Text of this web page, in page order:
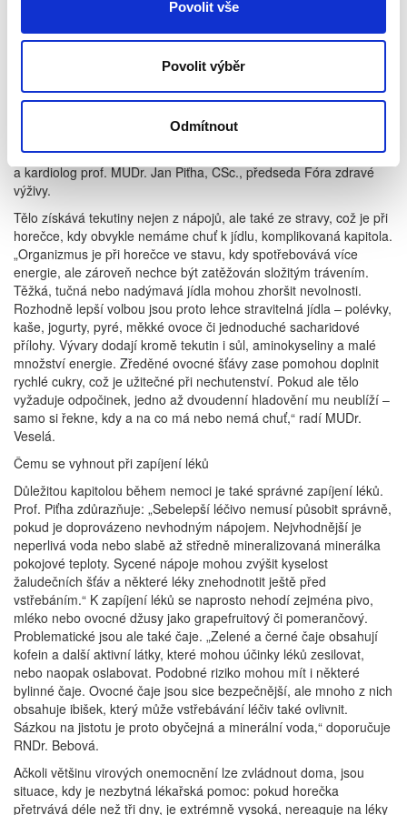
Povolit vše
Povolit výběr
Odmítnout
promění ve tři, případně i více. Přitom žízeň nastupuje se
zpožděním, takže spoléhat se na ni nestačí. Ideální je průběžně
popíjet menší množství tekutin a nedělat velké pauzy. „Přírodní
minerální vody jsou vhodné pro všechny, včetně pacientů
doporučuje pití minerálek omezit. Naopak, pokud obsahují hořčík
nebo draslík, mohou léčbu vhodně doplňovat. Určité močopudné
léky, používané při léčbě srdečního selhání, totiž mohou hladiny
těchto minerálů nebezpečně snižovat,“ doplňuje internista
a kardiolog prof. MUDr. Jan Piťha, CSc., předseda Fóra zdravé
výživy.
Tělo získává tekutiny nejen z nápojů, ale také ze stravy, což je při
horečce, kdy obvykle nemáme chuť k jídlu, komplikovaná kapitola.
„Organizmus je při horečce ve stavu, kdy spotřebovává více
energie, ale zároveň nechce být zatěžován složitým trávením.
Těžká, tučná nebo nadýmavá jídla mohou zhoršit nevolnosti.
Rozhodně lepší volbou jsou proto lehce stravitelná jídla – polévky,
kaše, jogurty, pyré, měkké ovoce či jednoduché sacharidové
přílohy. Vývary dodají kromě tekutin i sůl, aminokyseliny a malé
množství energie. Zředěné ovocné šťávy zase pomohou doplnit
rychlé cukry, což je užitečné při nechutenství. Pokud ale tělo
vyžaduje odpočinek, jedno až dvoudenní hladovění mu neublíží –
samo si řekne, kdy a na co má nebo nemá chuť,“ radí MUDr.
Veselá.
Čemu se vyhnout při zapíjení léků
Důležitou kapitolou během nemoci je také správné zapíjení léků.
Prof. Piťha zdůrazňuje: „Sebelepší léčivo nemusí působit správně,
pokud je doprovázeno nevhodným nápojem. Nejvhodnější je
neperlivá voda nebo slabě až středně mineralizovaná minerálka
pokojové teploty. Sycené nápoje mohou zvýšit kyselost
žaludečních šťáv a některé léky znehodnotit ještě před
vstřebáním.“ K zapíjení léků se naprosto nehodí zejména pivo,
mléko nebo ovocné džusy jako grapefruitový či pomerančový.
Problematické jsou ale také čaje. „Zelené a černé čaje obsahují
kofein a další aktivní látky, které mohou účinky léků zesilovat,
nebo naopak oslabovat. Podobné riziko mohou mít i některé
bylinné čaje. Ovocné čaje jsou sice bezpečnější, ale mnoho z nich
obsahuje ibišek, který může vstřebávání léčiv také ovlivnit.
Sázkou na jistotu je proto obyčejná a minerální voda,“ doporučuje
RNDr. Bebová.
Ačkoli většinu virových onemocnění lze zvládnout doma, jsou
situace, kdy je nezbytná lékařská pomoc: pokud horečka
přetrvává déle než tři dny, je extrémně vysoká, nereaguje na léky